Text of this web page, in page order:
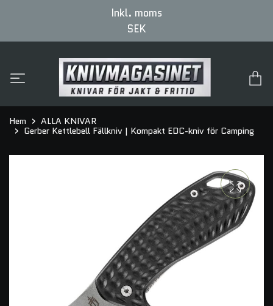
Inkl. moms
SEK
Hem
ALLA KNIVAR
Gerber Kettlebell Fällkniv | Kompakt EDC-kniv för Camping